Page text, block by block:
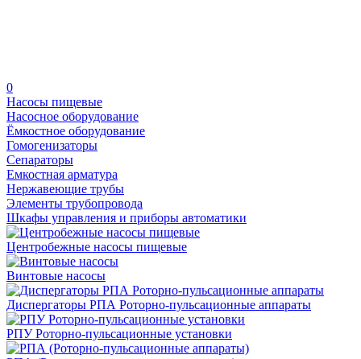
0
Насосы пищевые
Насосное оборудование
Ёмкостное оборудование
Гомогенизаторы
Сепараторы
Емкостная арматура
Нержавеющие трубы
Элементы трубопровода
Шкафы управления и приборы автоматики
Центробежные насосы пищевые
Винтовые насосы
Диспергаторы РПА Роторно-пульсационные аппараты
РПУ Роторно-пульсационные установки